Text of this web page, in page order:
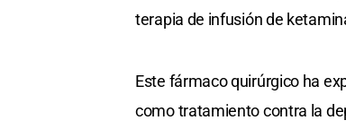
terapia de infusión de
Este fármaco quirúrgico ha
como tratamiento contra la